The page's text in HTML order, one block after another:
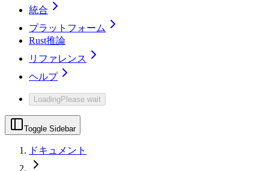
統合
プラットフォーム
Rust推論
リファレンス
ヘルプ
LoadingPlease wait
Toggle Sidebar
ドキュメント